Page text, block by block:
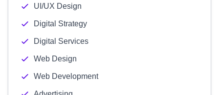
UI/UX Design
Digital Strategy
Digital Services
Web Design
Web Development